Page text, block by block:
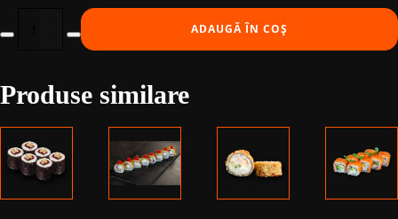
Roll
ADAUGĂ ÎN COȘ
Produse similare